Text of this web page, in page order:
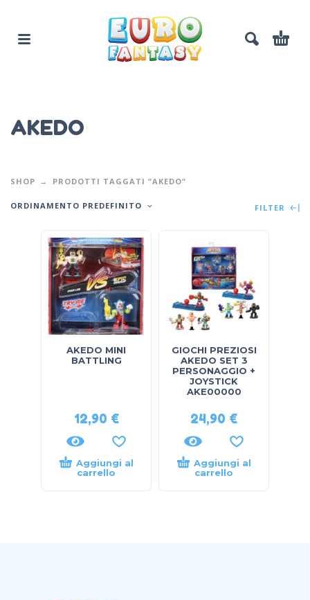
AKEDO
SHOP PRODOTTI TAGGATI “AKEDO”
ORDINAMENTO PREDEFINITO FILTER
AKEDO MINI
BATTLING
12,90 €
Aggiungi al
carrello
GIOCHI PREZIOSI
AKEDO SET 3
PERSONAGGIO +
JOYSTICK
AKE00000
24,90 €
Aggiungi al
carrello